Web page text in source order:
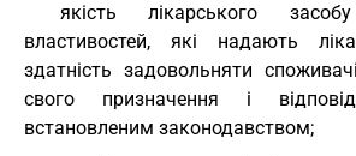
якість лікарського
властивостей, які надають
здатність задовольняти
свого призначення і
встановленим законодавством;